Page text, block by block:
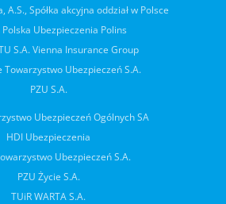
A.S., Spółka akcyjna oddział w Polsce
Ubezpieczenia Polins
S.A. Vienna Insurance Group
Towarzystwo Ubezpieczeń S.A.
PZU S.A.
Ubezpieczeń Ogólnych SA
HDI Ubezpieczenia
Ubezpieczeń S.A.
PZU Życie S.A.
TUiR WARTA S.A.